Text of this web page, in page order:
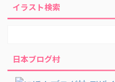
イラスト検索
日本ブログ村